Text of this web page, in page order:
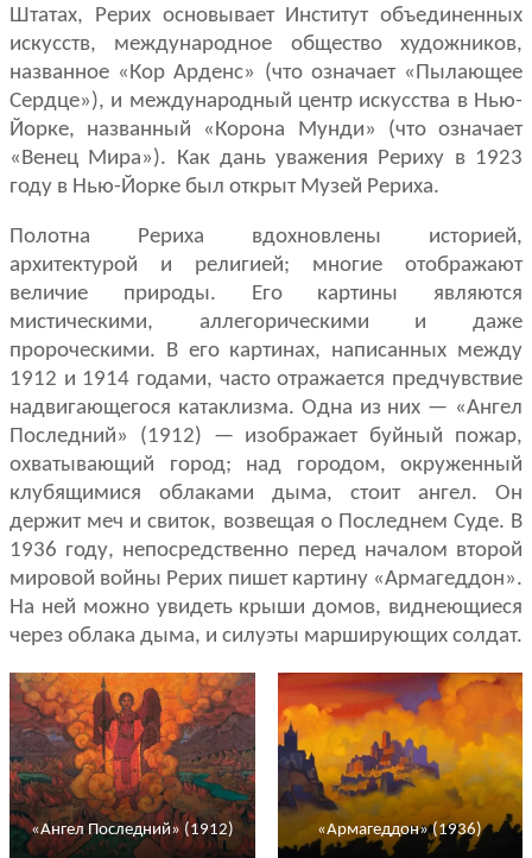
Штатах, Рерих основывает Институт объединенных
искусств, меж­дународное общество художников,
названное «Кор Арденс» (что означает «Пылающее
Сердце»), и международный центр искусства в Нью-
Йорке, названный «Корона Мунди» (что означает
«Венец Мира»). Как дань уваже­ния Рериху в 1923
году в Нью-Йорке был открыт Музей Рериха.
Полотна Рериха вдохновлены историей,
архитектурой и религией; мно­гие отображают
величие природы. Его картины являются
мистическими, аллегорическими и даже
пророческими. В его картинах, написанных меж­ду
1912 и 1914 годами, часто отражается предчувствие
надвигающегося ка­таклизма. Одна из них — «Ангел
Последний» (1912) — изображает буйный по­жар,
охватывающий город; над городом, окруженный
клубящимися обла­ками дыма, стоит ангел. Он
держит меч и свиток, возвещая о Последнем Суде. В
1936 году, непосредственно перед началом второй
мировой войны Рерих пишет картину «Армагеддон».
На ней можно увидеть крыши домов, виднеющиеся
через облака дыма, и силуэты марширующих солдат.
«Ангел Последний» (1912) «Армагеддон» (1936)